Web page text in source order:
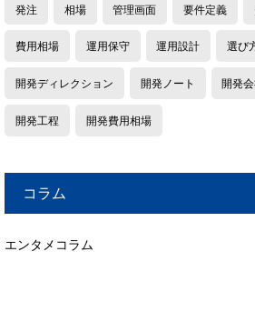
発注 相場 管理画面 要件定義
費用相場 運用保守 運用設計 選び
開発ディレクション 開発ノート 開発
開発工程 開発費用相場
コラム
エンタメコラム